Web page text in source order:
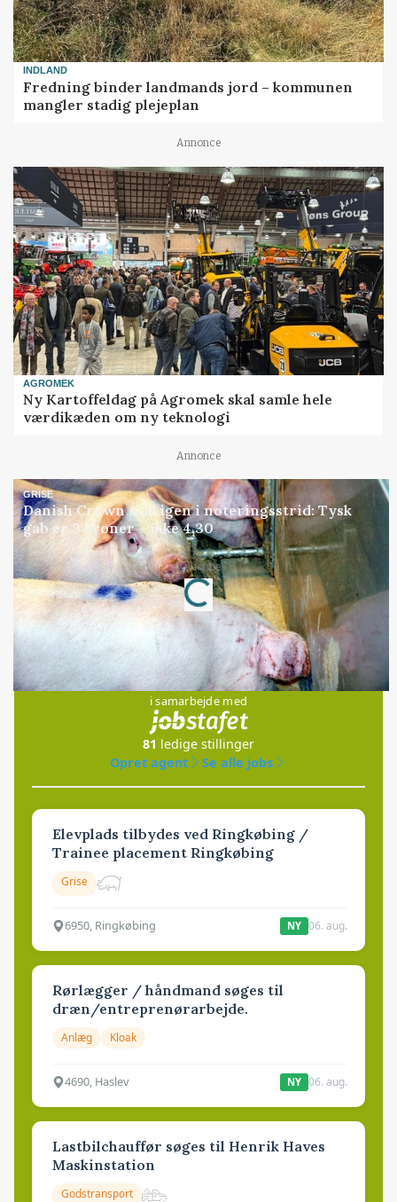
INDLAND
Fredning binder landmands jord – kommunen
mangler stadig plejeplan
Annonce
AGROMEK
Ny Kartoffeldag på Agromek skal samle hele
værdikæden om ny teknologi
Annonce
GRISE
Danish Crown slår igen i noteringsstrid: Tysk
gab er 3 kroner – ikke 4,30
Annonce
Loading...
Jobs
i samarbejde med
81 ledige stillinger
Opret agent
Se alle jobs
Elevplads tilbydes ved Ringkøbing /
Trainee placement Ringkøbing
Grise
6950, Ringkøbing NY 06. aug.
Rørlægger / håndmand søges til
dræn/entreprenørarbejde.
Anlæg Kloak
4690, Haslev NY 06. aug.
Lastbilchauffør søges til Henrik Haves
Maskinstation
Godstransport